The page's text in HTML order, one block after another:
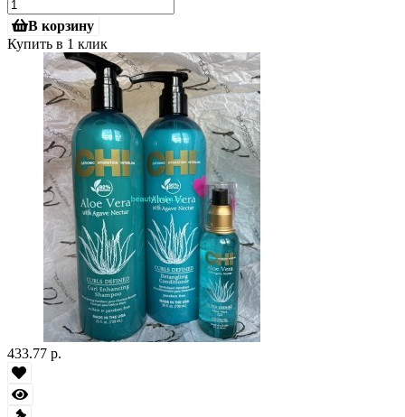
В корзину
Купить в 1 клик
433.77 р.